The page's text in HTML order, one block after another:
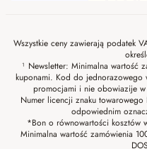
Wszystkie ceny zawierają podatek
¹ Newsletter: Minimalna wartość
kuponami. Kod do jednorazowego
promocjami i nie obowiazije
Numer licencji znaku
odpowiednim
*Bon o równowartości kosztów
Minimalna wartość zamówienia